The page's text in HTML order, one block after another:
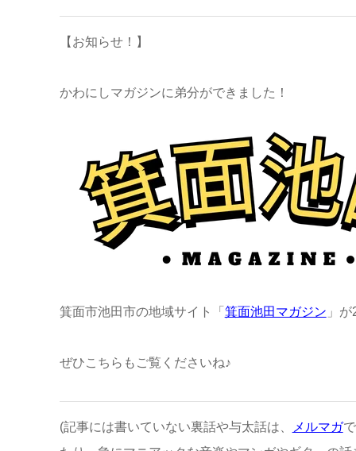
【お知らせ！】
かわにしマガジンに弟分ができました！
箕面市池田市の地域サイト「 箕面池田マガジン 」
ぜひこちらもご覧くださいね♪
(記事には書いていない裏話や与太話は、 メルマガ